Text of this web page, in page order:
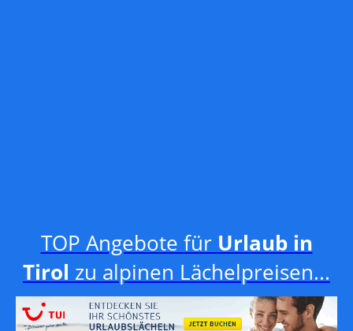
TOP Angebote für Urlaub in
Tirol zu alpinen Lächelpreisen...